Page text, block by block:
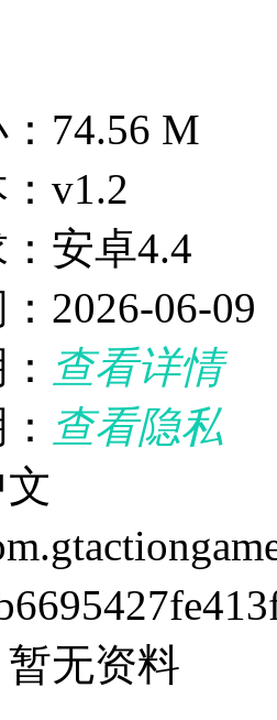
74.56 M
v1.2
安卓4.4
2026-06-09
查看详情
查看隐私
无资料